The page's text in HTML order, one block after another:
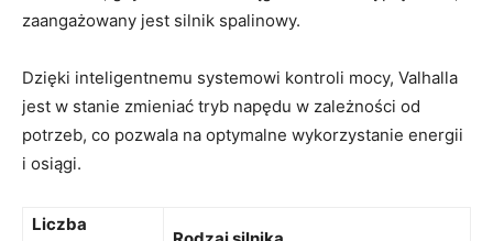
zaangażowany jest silnik spalinowy.
Dzięki inteligentnemu⁤ systemowi kontroli mocy, Valhalla
jest w stanie zmieniać tryb napędu w zależności od
potrzeb, co pozwala na optymalne wykorzystanie energii ​
i osiągi.
Liczba